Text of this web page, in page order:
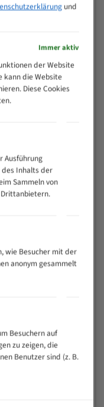
auch bei
und
Immer aktiv
der Website
kann die Website
Diese Cookies
Ausführung
des Inhalts der
Sammeln von
wie Besucher mit der
anonym gesammelt
Besuchern auf
zu zeigen, die
Benutzer sind (z. B.